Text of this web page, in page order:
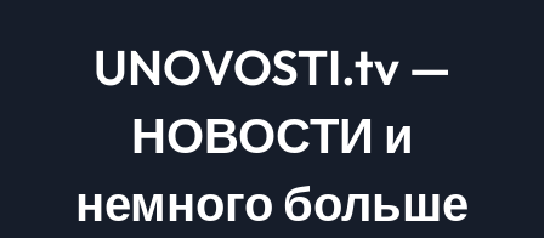
UNOVOSTI.tv —
НОВОСТИ и
немного больше